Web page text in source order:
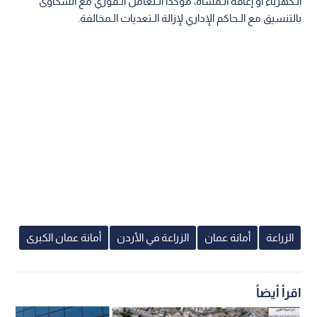
بالتنسيق مع الـحاكم الإداري لإزالة الـتعديات الـمخالفة.
الزراعة أمانة عمان الزراعة في الأردن أمانة عمان الكبرى
اقرأ أيضاً